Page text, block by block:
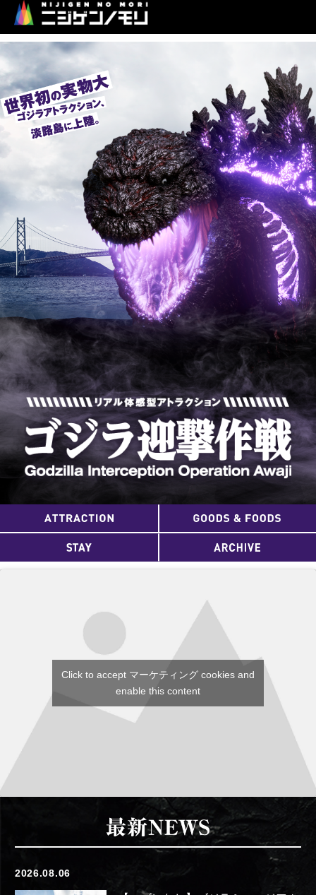
Click to accept マーケティング cookies and
enable this content
2026.08.06